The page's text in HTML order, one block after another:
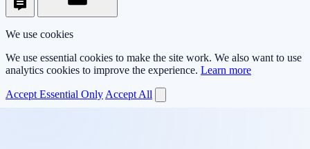
We use cookies
We use essential cookies to make the site work. We also want to use
analytics cookies to improve the experience. Learn more
Accept Essential Only Accept All